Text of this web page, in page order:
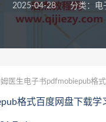
2025-04-28 分类： 电
医生电子书pdfmobiepub格
格式百度网盘下载学